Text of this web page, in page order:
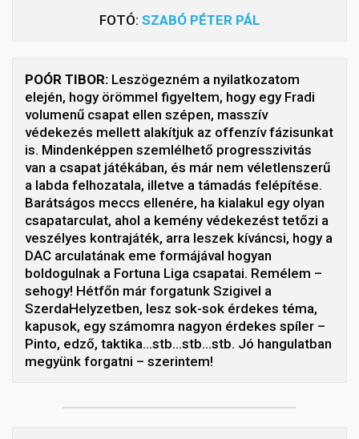
FOTÓ: SZABÓ PÉTER PÁL
POÓR TIBOR: Leszögezném a nyilatkozatom
elején, hogy örömmel figyeltem, hogy egy Fradi
volumenű csapat ellen szépen, masszív
védekezés mellett alakítjuk az offenzív fázisunkat
is. Mindenképpen szemlélhető progresszivitás
van a csapat játékában, és már nem véletlenszerű
a labda felhozatala, illetve a támadás felépítése.
Barátságos meccs ellenére, ha kialakul egy olyan
csapatarculat, ahol a kemény védekezést tetőzi a
veszélyes kontrajáték, arra leszek kíváncsi, hogy a
DAC arculatának eme formájával hogyan
boldogulnak a Fortuna Liga csapatai. Remélem –
sehogy! Hétfőn már forgatunk Szigivel a
SzerdaHelyzetben, lesz sok-sok érdekes téma,
kapusok, egy számomra nagyon érdekes spíler –
Pinto, edző, taktika…stb…stb…stb. Jó hangulatban
megyünk forgatni – szerintem!